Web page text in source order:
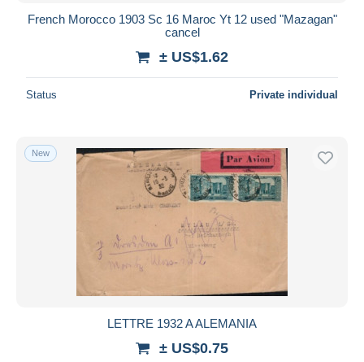
French Morocco 1903 Sc 16 Maroc Yt 12 used "Mazagan"
cancel
± US$1.62
Status Private individual
New
LETTRE 1932 A ALEMANIA
± US$0.75